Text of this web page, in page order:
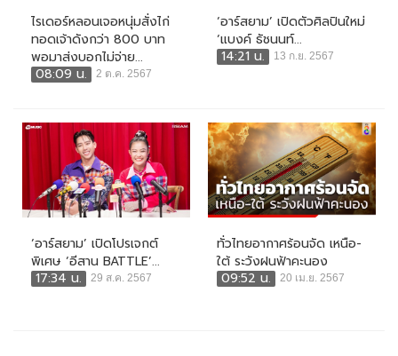
ไรเดอร์หลอนเจอหนุ่มสั่งไก่
ทอดเจ้าดังกว่า 800 บาท
พอมาส่งบอกไม่จ่าย...
08:09 น.
2 ต.ค. 2567
‘อาร์สยาม’ เปิดตัวศิลปินใหม่
‘แบงค์ ธัชนนท์...
14:21 น.
13 ก.ย. 2567
‘อาร์สยาม’ เปิดโปรเจกต์
พิเศษ ‘อีสาน BATTLE’...
17:34 น.
29 ส.ค. 2567
ทั่วไทยอากาศร้อนจัด เหนือ-
ใต้ ระวังฝนฟ้าคะนอง
09:52 น.
20 เม.ย. 2567